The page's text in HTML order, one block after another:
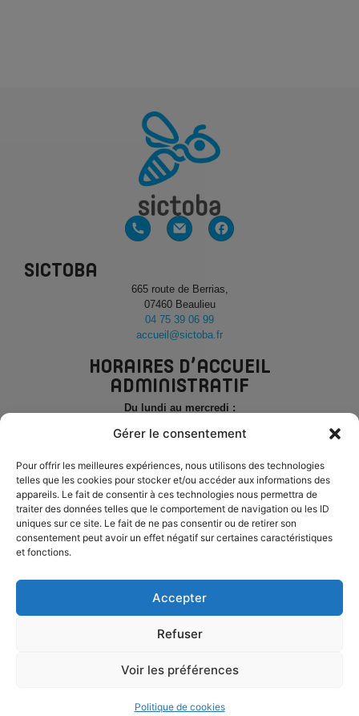
Gérer le consentement
Pour offrir les meilleures expériences, nous utilisons des technologies
telles que les cookies pour stocker et/ou accéder aux informations des
appareils. Le fait de consentir à ces technologies nous permettra de
traiter des données telles que le comportement de navigation ou les ID
uniques sur ce site. Le fait de ne pas consentir ou de retirer son
consentement peut avoir un effet négatif sur certaines caractéristiques
et fonctions.
Accepter
Refuser
Voir les préférences
Politique de cookies
SICTOBA
665 route de Berrias,
07460 Beaulieu
04 75 39 06 99
accueil@sictoba.fr
HORAIRES D’ACCUEIL
ADMINISTRATIF
Du lundi au mercredi :
de 8h30 à 12h30 et de 14h à 17h
PERMANENCE TÉLÉPHONIQUE
Du lundi au mercredi :
de 8h30 à 12h30 et de 14h à 17h
CONFIDENTIALITÉ